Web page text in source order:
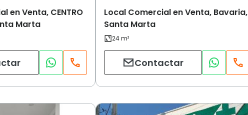
en Venta, CENTRO
Marta
Local Comercial en Venta, Bavaria,
Santa Marta
Contactar